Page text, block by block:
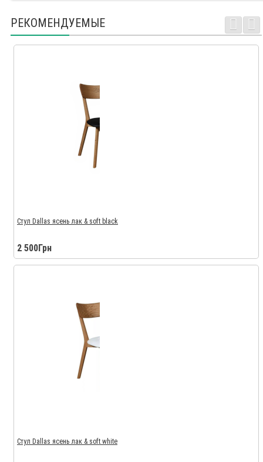
РЕКОМЕНДУЕМЫЕ
Стул Dallas ясень лак & soft black
2 500Грн
Стул Dallas ясень лак & soft white